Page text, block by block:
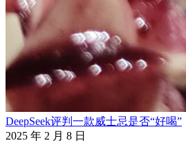
DeepSeek评判一款威士忌是否“好喝”
2025 年 2 月 8 日